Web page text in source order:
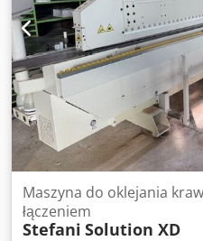
Maszyna do oklejania
łączeniem
Stefani Solution XD